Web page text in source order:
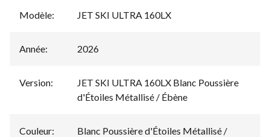
Modèle: JET SKI ULTRA 160LX
Année: 2026
Version:
JET SKI ULTRA 160LX Blanc Poussière
d'Étoiles Métallisé / Ébène
Couleur:
Blanc Poussière d'Étoiles Métallisé /